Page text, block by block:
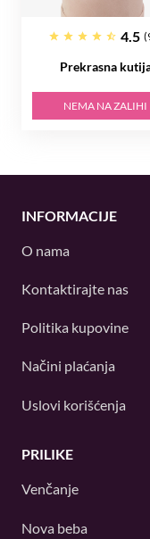
4.5
Prekrasna
NEMA NA ZALIHI
INFORMACIJE
O nama
Kontaktirajte nas
Politika kupovine
Načini plaćanja
Uslovi korišćenja
PRILIKE
Venčanje
Nova beba